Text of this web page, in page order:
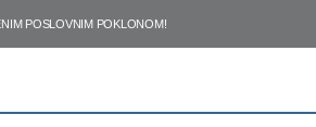
POSLOVNIM POKLONOM!